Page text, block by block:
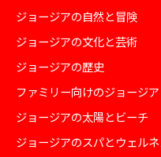
ジョージアの自然と冒険
ジョージアの文化と芸術
ジョージアの歴史
ファミリー向けのジョージア
ジョージアの太陽とビーチ
ジョージアのスパとウェル